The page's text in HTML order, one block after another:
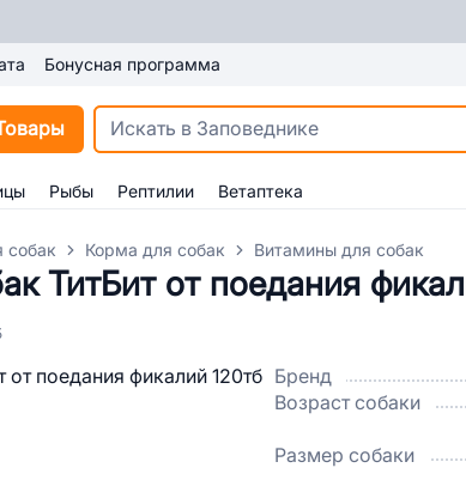
Бонусная программа
Рыбы Рептилии Ветаптека
собак Корма для собак Витамины для собак
ТитБит от поедания
Бренд
Возраст собаки
Размер собаки